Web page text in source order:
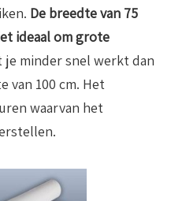
De breedte van 75
ideaal om grote
je minder snel werkt dan
van 100 cm. Het
waarvan het